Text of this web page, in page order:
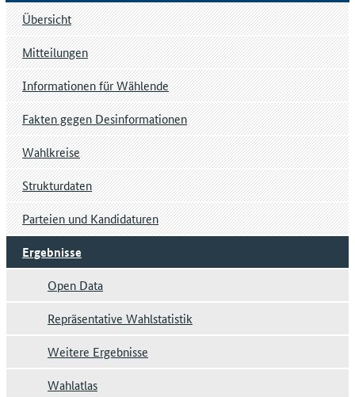
Übersicht
Mitteilungen
Informationen für Wählende
Fakten gegen Desinformationen
Wahlkreise
Strukturdaten
Parteien und Kandidaturen
Ergebnisse
Open Data
Repräsentative Wahlstatistik
Weitere Ergebnisse
Wahlatlas